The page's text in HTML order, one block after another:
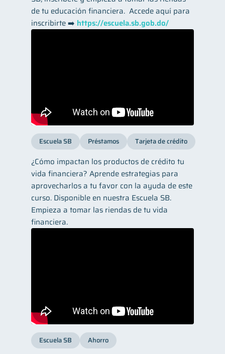
de tu educación financiera. ​ Accede aquí para
inscribirte ➡️ https://escuela.sb.gob.do/
Escuela SB Préstamos Tarjeta de crédito
¿Cómo impactan los productos de crédito tu
vida financiera? Aprende estrategias para
aprovecharlos a tu favor con la ayuda de este
curso. Disponible en nuestra Escuela SB.
Empieza a tomar las riendas de tu vida
financiera.
Escuela SB Ahorro